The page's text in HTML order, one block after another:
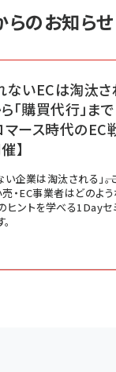
のお知らせ
いECは淘汰さ
「購買代行」ま
マース時代のEC
】
企業は淘汰される」――
売・EC事業者はどのよ
ヒントを学べる1Dayセ